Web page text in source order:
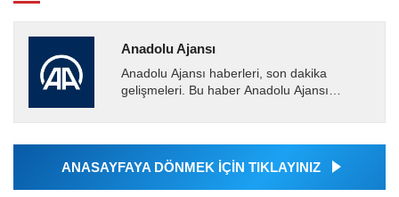
Anadolu Ajansı
Anadolu Ajansı haberleri, son dakika
gelişmeleri. Bu haber Anadolu Ajansı
tarafından geçilen tüm...
ANASAYFAYA DÖNMEK İÇİN TIKLAYINIZ